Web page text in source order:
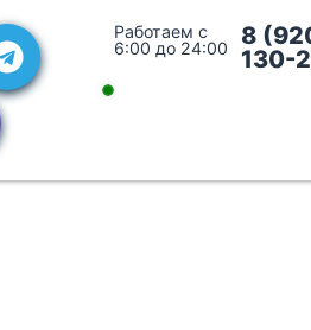
Работаем с
6:00 до 24:00
8
130-